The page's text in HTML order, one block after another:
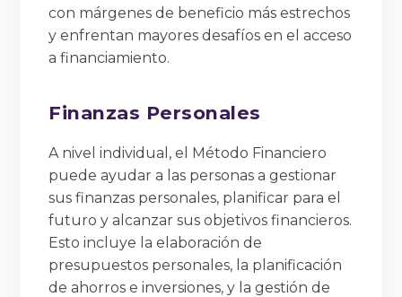
con márgenes de beneficio más estrechos
y enfrentan mayores desafíos en el acceso
a financiamiento.
Finanzas Personales
A nivel individual, el Método Financiero
puede ayudar a las personas a gestionar
sus finanzas personales, planificar para el
futuro y alcanzar sus objetivos financieros.
Esto incluye la elaboración de
presupuestos personales, la planificación
de ahorros e inversiones, y la gestión de